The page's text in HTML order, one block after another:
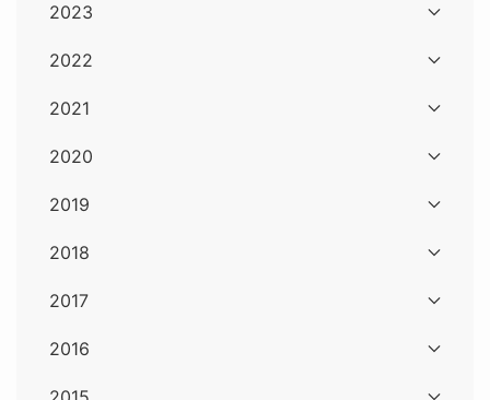
2023
2022
2021
2020
2019
2018
2017
2016